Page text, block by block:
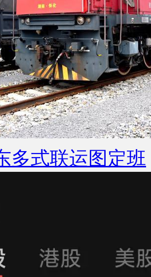
多式联运图定班